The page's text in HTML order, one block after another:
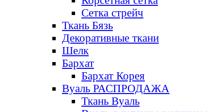
Сетка стрейч
Ткань Бязь
Декоративные ткани
Шелк
Бархат
Бархат Корея
Вуаль РАСПРОДАЖА
Ткань Вуаль